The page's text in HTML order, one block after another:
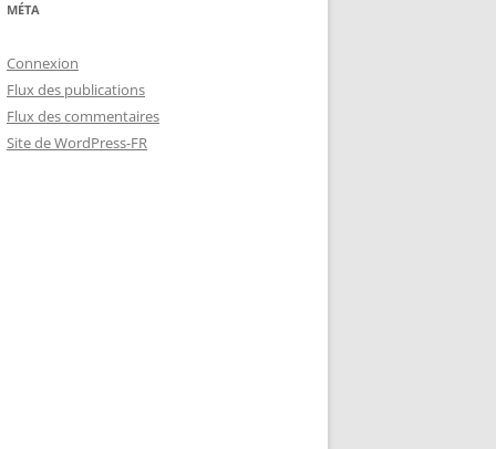
MÉTA
Connexion
Flux des publications
Flux des commentaires
Site de WordPress-FR